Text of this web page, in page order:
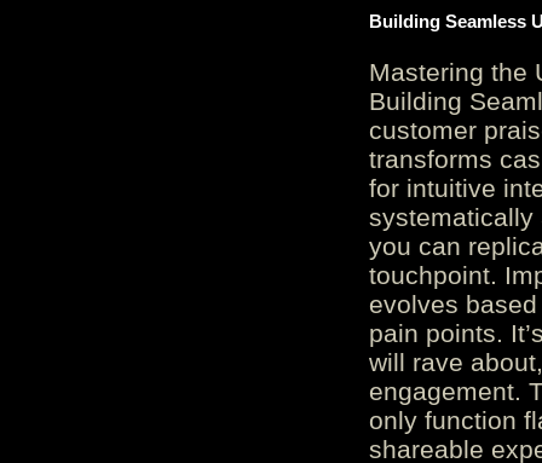
Building Seamless
Mastering the
Building
customer
transforms
for intuitive
systematically
you can
touchpoint.
evolves
pain points.
will rave
engagement.
only function
shareable